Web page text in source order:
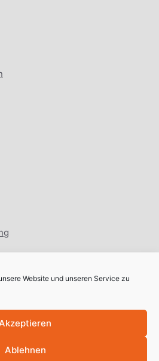
Website und unseren Service zu
Ablehnen